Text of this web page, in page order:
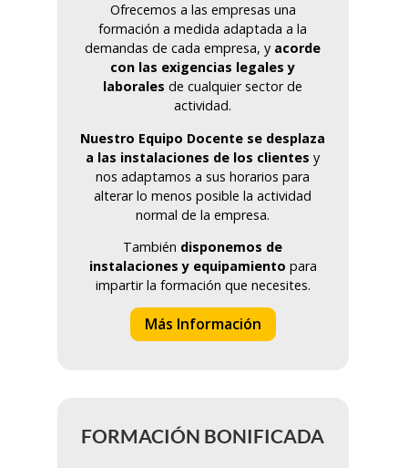
Ofrecemos a las empresas una
formación a medida adaptada a la
demandas de cada empresa, y acorde
con las exigencias legales y
laborales de cualquier sector de
actividad.
Nuestro Equipo Docente se desplaza
a las instalaciones de los clientes y
nos adaptamos a sus horarios para
alterar lo menos posible la actividad
normal de la empresa.
También disponemos de
instalaciones y equipamiento para
impartir la formación que necesites.
Más Información
FORMACIÓN BONIFICADA